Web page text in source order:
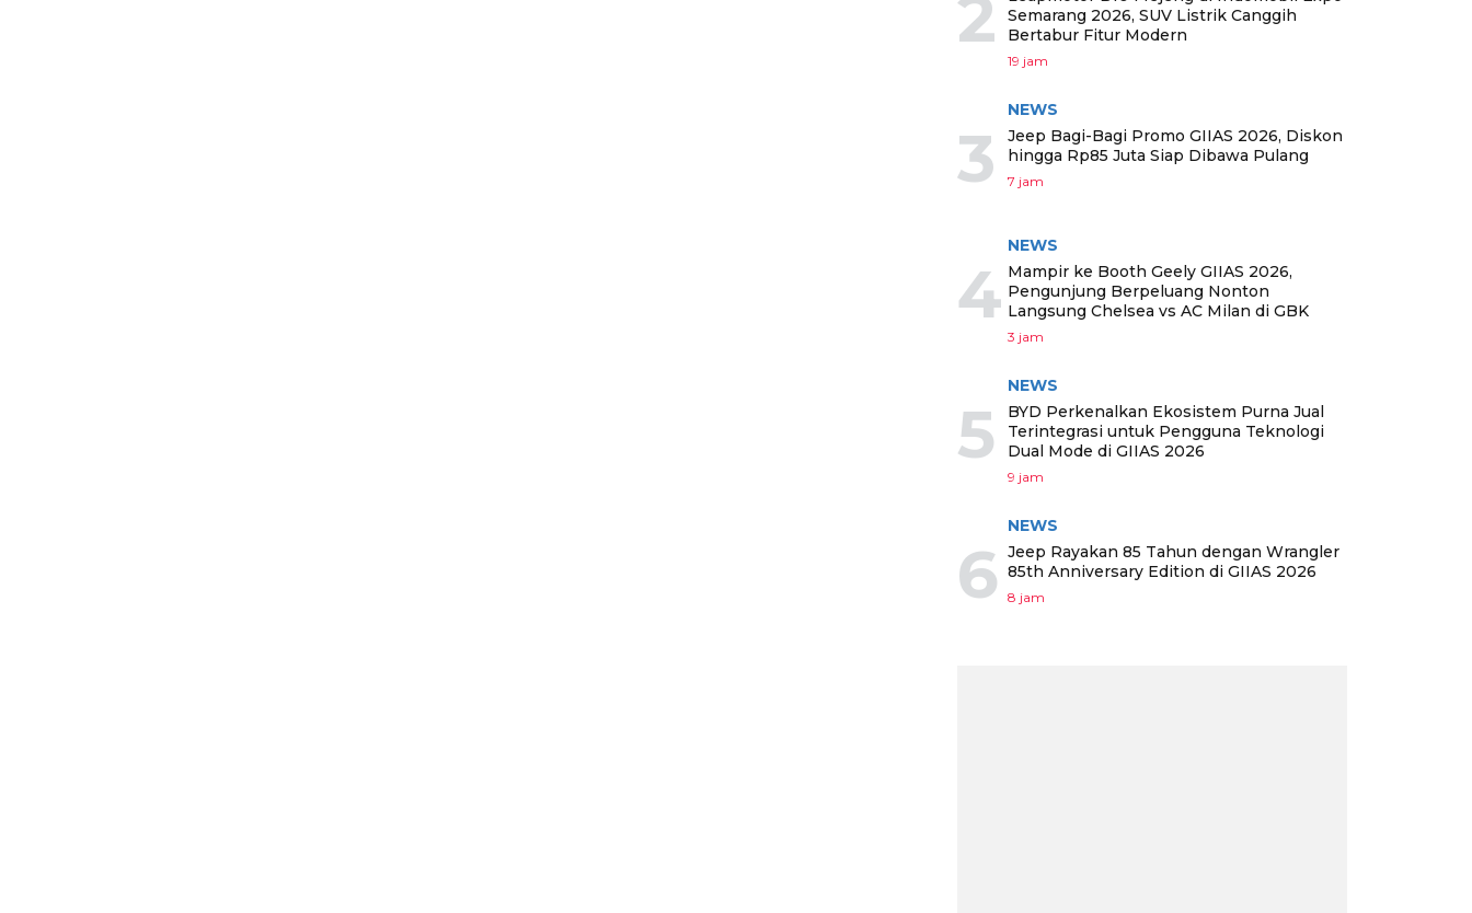
2
Semarang 2026, SUV Listrik Canggih
Bertabur Fitur Modern
19 jam
3
NEWS
Jeep Bagi-Bagi Promo GIIAS 2026, Diskon
hingga Rp85 Juta Siap Dibawa Pulang
7 jam
4
NEWS
Mampir ke Booth Geely GIIAS 2026,
Pengunjung Berpeluang Nonton
Langsung Chelsea vs AC Milan di GBK
3 jam
5
NEWS
BYD Perkenalkan Ekosistem Purna Jual
Terintegrasi untuk Pengguna Teknologi
Dual Mode di GIIAS 2026
9 jam
6
NEWS
Jeep Rayakan 85 Tahun dengan Wrangler
85th Anniversary Edition di GIIAS 2026
8 jam